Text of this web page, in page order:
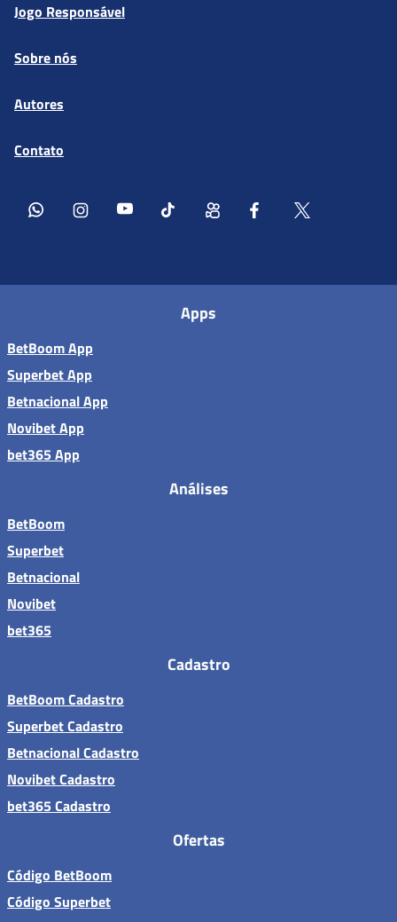
Jogo Responsável
Sobre nós
Autores
Contato
Apps
BetBoom App
Superbet App
Betnacional App
Novibet App
bet365 App
Análises
BetBoom
Superbet
Betnacional
Novibet
bet365
Cadastro
BetBoom Cadastro
Superbet Cadastro
Betnacional Cadastro
Novibet Cadastro
bet365 Cadastro
Ofertas
Código BetBoom
Código Superbet